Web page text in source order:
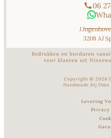
06
3208 AJ
Bedrukken en borduren
voor klanten uit
Copyright © 2026
Handmade bij Oma
Levering
Privacy